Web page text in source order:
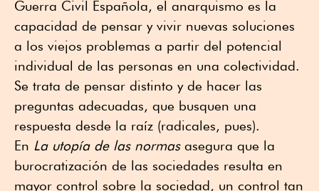
Guerra Civil Española, el anarquismo es la
capacidad de pensar y vivir nuevas soluciones
a los viejos problemas a partir del potencial
individual de las personas en una colectividad.
Se trata de pensar distinto y de hacer las
preguntas adecuadas, que busquen una
respuesta desde la raíz (radicales, pues).
En La utopía de las normasasegura que la
burocratización de las sociedades resulta en
mayor control sobre la sociedad, un control tan